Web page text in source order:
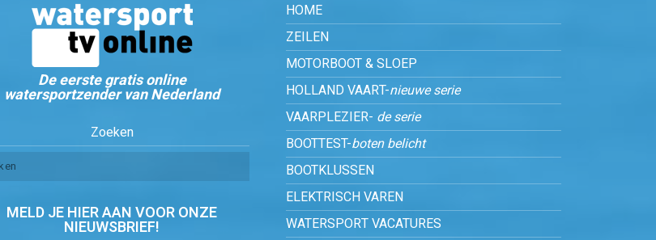
De eerste gratis online
watersportzender van Nederland
Zoeken
MELD JE HIER AAN VOOR ONZE
NIEUWSBRIEF!
HOME
ZEILEN
MOTORBOOT & SLOEP
HOLLAND VAART-nieuwe serie
VAARPLEZIER- de serie
BOOTTEST-boten belicht
BOOTKLUSSEN
ELEKTRISCH VAREN
WATERSPORT VACATURES